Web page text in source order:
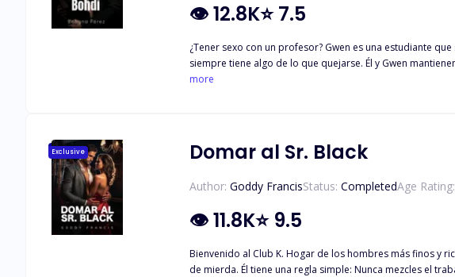
👁12.8K⭐7.5
¿Tener sexo con un profesor? Gwen es una estudiante que se enamora de su profesor luego de recibir tutorías. Conrad Bella es un hombre que ha perdido a su ex prometida y
siempre tiene algo de lo
more
Exclusive Domar al Sr. Black
Author: Goddy FrancisStatus: CompletedAge Rating:
👁11.8K⭐ 9.5
Bienvenido al Club K. Hogar de los hombres más finos y
de mierda. Él tiene una regla simple: Nunca mezcles el